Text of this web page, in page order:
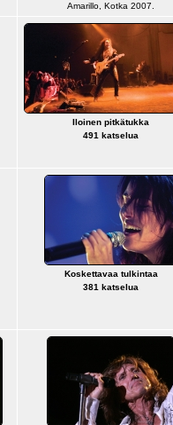
Amarillo, Kotka 2007.
Iloinen pitkätukka
491 katselua
Koskettavaa tulkintaa
381 katselua